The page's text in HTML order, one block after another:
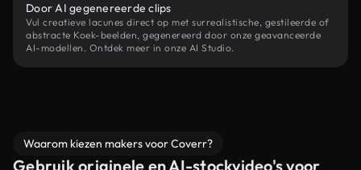
Door AI gegenereerde clips
Vul creatieve lacunes direct op met surrealistische, gestileerde of
abstracte Koek-beelden, gegenereerd door onze geavanceerde
AI-modellen. Ontdek meer in onze AI Studio.
Waarom kiezen makers voor Coverr?
Gebruik originele en AI-stockvideo's voor